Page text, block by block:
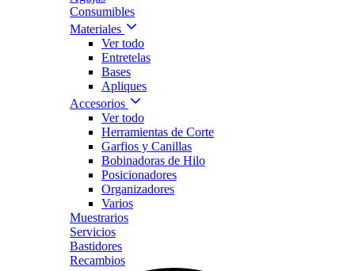
Consumibles
Materiales
Ver todo
Entretelas
Bases
Apliques
Accesorios
Ver todo
Herramientas de Corte
Garfios y Canillas
Bobinadoras de Hilo
Posicionadores
Organizadores
Varios
Muestrarios
Servicios
Bastidores
Recambios